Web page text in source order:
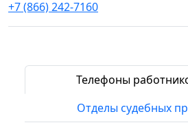
+7 (866) 242-7160
Телефоны
Отделы судебных